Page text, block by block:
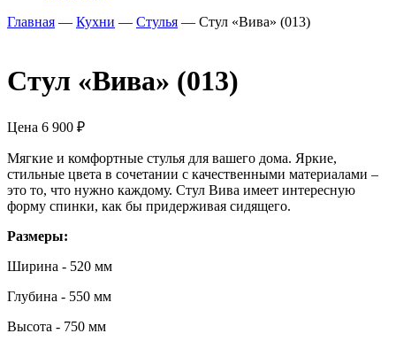
Главная — Кухни — Стулья — Стул «Вива» (013)
Стул «Вива» (013)
Цена 6 900 ₽
Мягкие и комфортные стулья для вашего дома. Яркие,
стильные цвета в сочетании с качественными материалами –
это то, что нужно каждому. Стул Вива имеет интересную
форму спинки, как бы придерживая сидящего.
Размеры:
Ширина - 520 мм
Глубина - 550 мм
Высота - 750 мм